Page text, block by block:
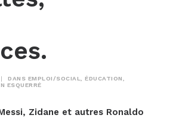
| DANS EMPLOI/SOCIAL ÉDUCATION
ESQUERRÉ
Zidane et autres Ronaldo